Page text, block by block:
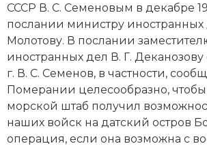
Нумизматика
Образование
Общественные объединения и
Политическая история
Революции и народные движения
СССР В. С. Семеновым в декабре
послании министру иностранных
Молотову. В послании
иностранных дел В. Г. Деканозову
г. В. С. Семенов, в частности,
Померании целесообразно,
морской штаб получил
наших войск на датский остров
операция, если она возможна с